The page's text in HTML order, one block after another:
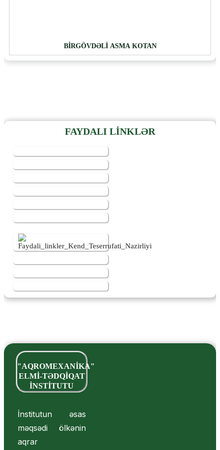
BİRGÖVDƏLİ ASMA KOTAN
FAYDALI LİNKLƏR
"AQROMEXANİKA"
ELMİ-TƏDQİQAT
İNSTİTUTU
İnstitutun əsas
məqsədi ölkənin
aqrar